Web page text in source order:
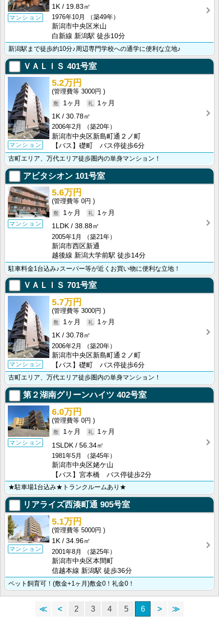
マンション
1K
19.83㎡
1976年10月
（築49年）
新潟市中央区米山
白新線 新潟駅 徒歩10分
新潟駅まで徒歩約10分♪周辺専門学校への通学に便利な立地♪
ＶＡＬＩＳ 401号室
マンション
5.2万円
3000円
1ヶ月
1ヶ月
1K
30.78㎡
2006年2月
（築20年）
新潟市中央区新島町通２ノ町
【バス】礎町 バス停徒歩6分
古町エリア、万代エリア徒歩圏内の単身マンション！
アビタシオン 101号室
マンション
5.6万円
0円
1ヶ月
1ヶ月
1LDK
38.88㎡
2005年1月
（築21年）
新潟市西区新通
越後線 新潟大学前駅 徒歩14分
駐車料金1台込み♪スーパー等が近くお買い物に便利な立地！
ＶＡＬＩＳ 701号室
マンション
5.7万円
3000円
1ヶ月
1ヶ月
1K
30.78㎡
2006年2月
（築20年）
新潟市中央区新島町通２ノ町
【バス】礎町 バス停徒歩6分
古町エリア、万代エリア徒歩圏内の単身マンション！
第２湖南グリーンハイツ 402号室
マンション
6.0万円
0円
1ヶ月
1ヶ月
1SLDK
56.34㎡
1981年5月
（築45年）
新潟市中央区姥ケ山
【バス】宮本橋 バス停徒歩2分
★駐車場1台込み★トランクルームあり★
リアライズ西湊町通 905号室
マンション
5.1万円
5000円
1K
34.96㎡
2001年8月
（築25年）
新潟市中央区本間町
信越本線 新潟駅 徒歩36分
ペット飼育可！(敷金+1ヶ月)敷金0！礼金0！
≪ < 2 3 4 5 6 > ≫